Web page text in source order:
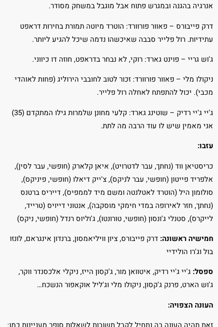
אנרגיה בהגנה ובמגרש פתוח אבל מוגבל במשחק מסודר.
דרק פייבורס – פאוור פורוורד: הוטרד מיוטה תמורת בחירות דראפט
עתידיות. רול פלייר סבבה שאיכשהו נדמה שיכל להגיע ליותר.
ג'וש גריי – פוינט גארד: רוקי, לא נבחר בדראפט, חוזה דו כיווני.
ניקולו מלי – פאוור פורוורד: זכור לטוב לחובבי הירוליג (פחות לאוהדי
מכבי). יכול להתפתח לאחלה רול פלייר.
ג'יי ג'יי רדיק – שוטינג גארד: קלעי מחונן שלמרות גילו המתקדם (35)
אני מאמין שיש לו עוד הרבה מה לתת.
עזבו:
כריסטיאן ווד (נחתך, עבר לדטרויט), איאן קלארק (חופשי, עבר לסין),
אלפריד פייטון (חופשי, עבר לניקס), צ'ייק דיאלו (חופשי, פיניקס),
סולומון היל (הוטרד לאטלנטה ומשם מיד לממפיס), דייריס ברטנס
(נחתך, חזר לאירופה במדי חימקי מוסקבה), אנטוני דייויס (טרייד,
לייקרס), סטנלי ג'ונסון (חופשי, טורונטו), ג'וליוס רנדל (חופשי, ניקס)
חמישיה ראשונה: דרק פייבורס, ציון וויליאמסון, ברנדון אינגראם, לונזו
בול וג'רו הולידיי
ספסל: ג'יי ג'יי רדיק, איטוואן מור, ג'קסון הייז, ניקלי אלכסנדר ווקר,
ג'וש הארט, פרנק ג'קסון, ניקולו מלי וג'ליל אוקאפור הנשכח…
העונה הצפויה: